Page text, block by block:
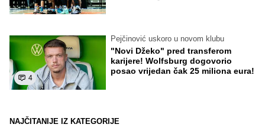
4
Pejčinović uskoro u novom klubu
"Novi Džeko" pred transferom
karijere! Wolfsburg dogovorio
posao vrijedan čak 25 miliona eura!
NAJČITANIJE IZ KATEGORIJE